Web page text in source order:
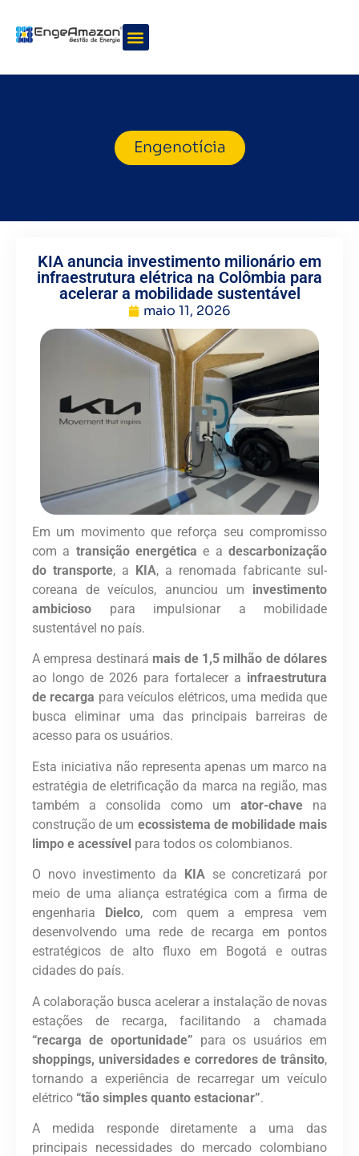
Engenotícia
KIA anuncia investimento milionário em
infraestrutura elétrica na Colômbia para
acelerar a mobilidade sustentável
maio 11, 2026
Em um movimento que reforça seu compromisso
com a transição energética e adescarbonização
do transporte, a KIA, a renomada fabricante sul-
coreana de veículos, anunciou um investimento
ambicioso para impulsionar a mobilidade
sustentável no país.
A empresa destinará mais de 1,5 milhão de dólares
ao longo de 2026 para fortalecer a infraestrutura
de recarga para veículos elétricos, uma medida que
busca eliminar uma das principais barreiras de
acesso para os usuários.
Esta iniciativa não representa apenas um marco na
estratégia de eletrificação da marca na região, mas
também a consolida como um ator-chave na
construção de um ecossistema de mobilidade mais
limpo e acessível para todos os colombianos.
O novo investimento da KIAse concretizará por
meio de uma aliança estratégica com a firma de
engenharia
Dielco, com quem a empresa vem
desenvolvendo uma rede de recarga em pontos
estratégicos de alto fluxo em Bogotá e outras
cidades do país.
A colaboração busca acelerar a instalação de novas
estações de recarga, facilitando a chamada
“recarga de oportunidade” para os usuários em
shoppings, universidades e corredores de trânsito,
tornando a experiência de recarregar um veículo
elétrico “tão simples quanto estacionar”.
A medida responde diretamente a uma das
principais necessidades do mercado colombiano